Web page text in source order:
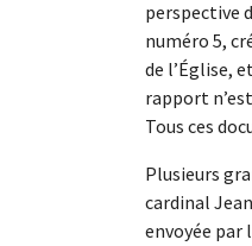
perspective
numéro 5,
de l’Église,
rapport
Tous ces
Plusieurs
cardinal
envoyée par